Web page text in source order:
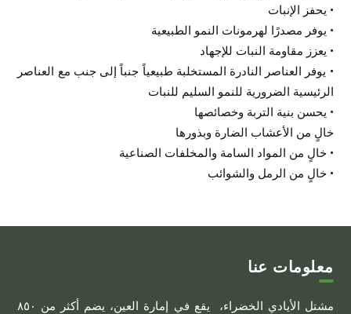
• يحفز الإنبات
• يوفر مصدرًا لهرمونات النمو الطبيعية
• يعزز مقاومة النبات للإجهاد
• يوفر العناصر النادرة المستخلبة طبيعياً جنباً إلى جنب مع العناصر
الرئيسية الضرورية للنمو السليم للنبات
• يحسن بنية التربة وخصائصها
خالٍ من الأعشاب الضارة وبذورها
• خالٍ من المواد السامة والمخلفات الصناعية
• خالٍ من الرمل والشوائب
معلومات عنا
مشتل الأيادي الخضراء، يقع في إمارة العين، يضم أكثر من ٨٥٠